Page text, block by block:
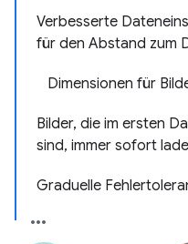
Verbesserte
für den Abstand zum
Dimensionen für
Bilder, die im ersten
sind, immer sofort
Graduelle